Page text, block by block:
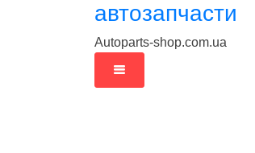
автозапчасти
Autoparts-shop.com.ua